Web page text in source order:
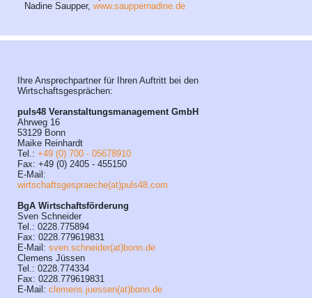
Nadine Saupper, www.sauppernadine.de
Ihre Ansprechpartner für Ihren Auftritt bei den
Wirtschaftsgesprächen:
puls48 Veranstaltungsmanagement GmbH
Ahrweg 16
53129 Bonn
Maike Reinhardt
Tel.: +49 (0) 700 - 05678910
Fax: +49 (0) 2405 - 455150
E-Mail:
wirtschaftsgespraeche(at)puls48.com
BgA Wirtschaftsförderung
Sven Schneider
Tel.: 0228.775894
Fax: 0228.779619831
E-Mail: sven.schneider(at)bonn.de
Clemens Jüssen
Tel.: 0228.774334
Fax: 0228.779619831
E-Mail: clemens.juessen(at)bonn.de